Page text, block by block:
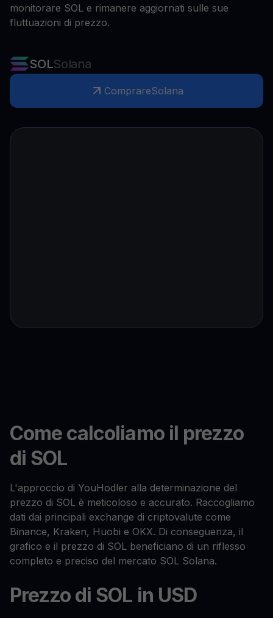
monitorare SOL e rimanere aggiornati sulle sue
fluttuazioni di prezzo.
SOLSolana
ComprareSolana
Come calcoliamo il prezzo
di SOL
L'approccio di YouHodler alla determinazione del
prezzo di SOL è meticoloso e accurato. Raccogliamo
dati dai principali exchange di criptovalute come
Binance, Kraken, Huobi e OKX. Di conseguenza, il
grafico e il prezzo di SOL beneficiano di un riflesso
completo e preciso del mercato SOL Solana.
Prezzo di SOL in USD